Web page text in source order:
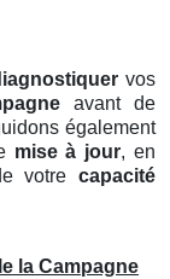
vos
avant de
également
mise à jour, en
votre capacité
la Campagne